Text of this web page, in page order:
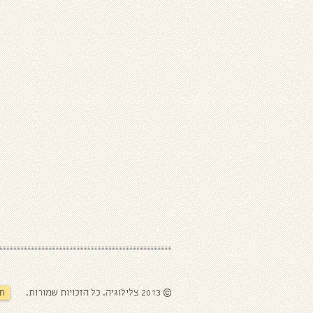
© 2013 צלילוגיה. כל הזכויות שמורות.